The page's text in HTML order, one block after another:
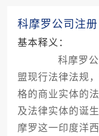
科摩罗公司注册
基本释义：
科摩罗公
盟现行法律法规
格的商业实体的
及法律实体的诞
摩罗这一印度洋